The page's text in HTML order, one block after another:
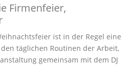
Firmenfeier,
ist in der Regel eine
täglichen Routinen der Arbeit,
gemeinsam mit dem DJ